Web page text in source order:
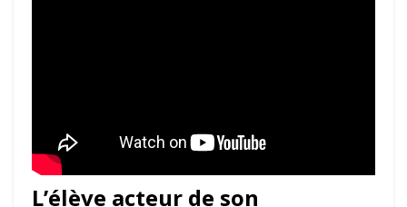
L’élève acteur de son